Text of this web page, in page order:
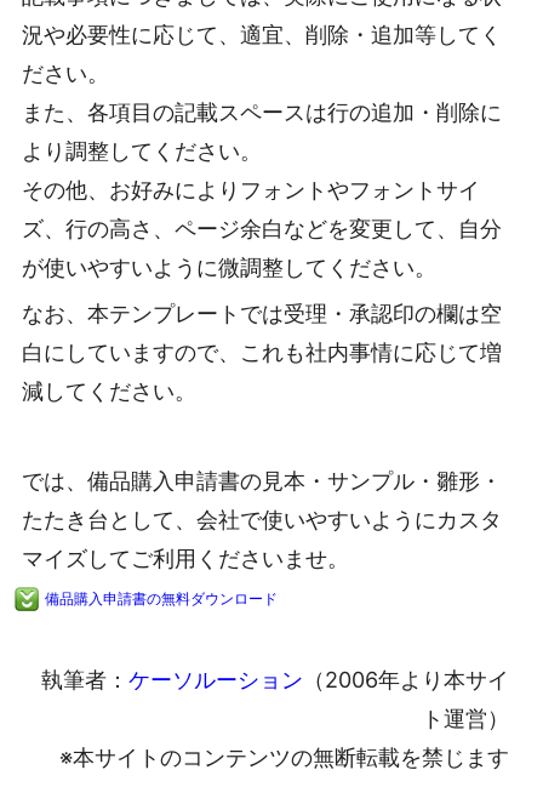
況や必要性に応じて、適宜、削除・追加等してく
ださい。
また、各項目の記載スペースは行の追加・削除に
より調整してください。
その他、お好みによりフォントやフォントサイ
ズ、行の高さ、ページ余白などを変更して、自分
が使いやすいように微調整してください。
なお、本テンプレートでは受理・承認印の欄は空
白にしていますので、これも社内事情に応じて増
減してください。
では、備品購入申請書の見本・サンプル・雛形・
たたき台として、会社で使いやすいようにカスタ
マイズしてご利用くださいませ。
備品購入申請書の無料ダウンロード
執筆者： ケーソルーション （2006年より本サイ
ト運営）
※本サイトのコンテンツの無断転載を禁じます